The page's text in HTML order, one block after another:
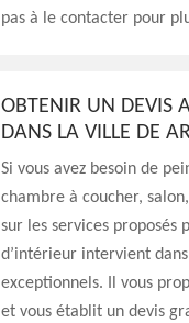
pas à le contacter pour
OBTENIR UN DEVIS
DANS LA VILLE DE
Si vous avez besoin de
chambre à coucher,
sur les services proposés
d’intérieur intervient
exceptionnels. Il vous
et vous établit un devis